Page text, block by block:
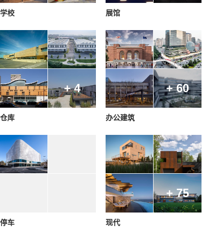
学校 展馆
+ 4
仓库
+ 60
办公建筑
停车
+ 75
现代